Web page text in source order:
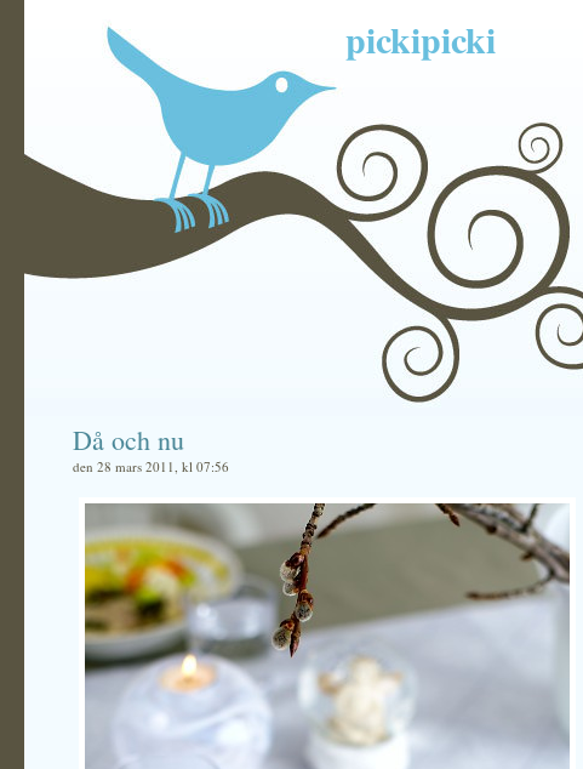
pickipicki
Då och nu
den 28 mars 2011, kl 07:56